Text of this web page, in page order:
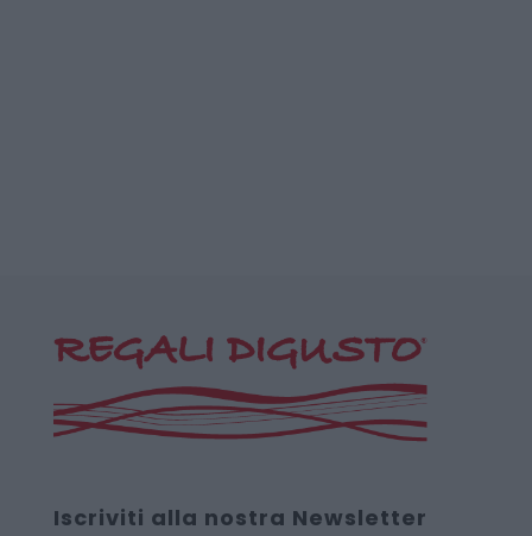
Iscriviti alla nostra Newsletter